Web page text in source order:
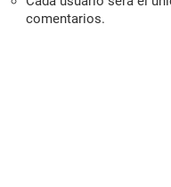
comentarios.